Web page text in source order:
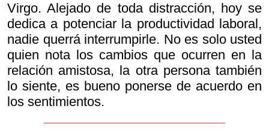
Virgo. Alejado de toda distracción, hoy se
dedica a potenciar la productividad laboral,
nadie querrá interrumpirle. No es solo usted
quien nota los cambios que ocurren en la
relación amistosa, la otra persona también
lo siente, es bueno ponerse de acuerdo en
los sentimientos.